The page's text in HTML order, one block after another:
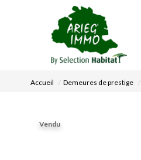
Accueil Demeures de prestige
Vendu